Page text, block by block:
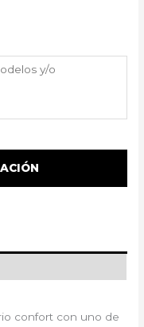
confort con uno de